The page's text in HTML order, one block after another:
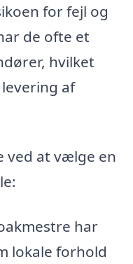
for fejl og
de ofte et
hvilket
af
ved at vælge en
har
lokale forhold